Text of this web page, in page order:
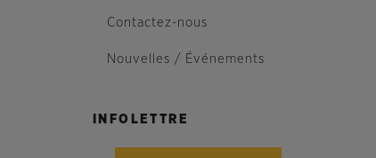
Contactez-nous
Nouvelles / Événements
INFOLETTRE